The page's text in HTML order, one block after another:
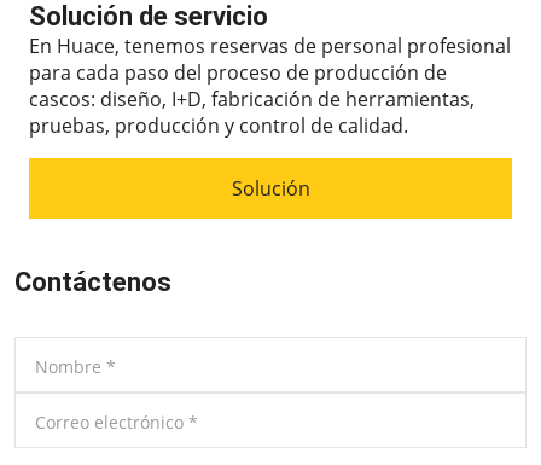
Solución de servicio
En Huace, tenemos reservas de personal profesional
para cada paso del proceso de producción de
cascos: diseño, I+D, fabricación de herramientas,
pruebas, producción y control de calidad.
Solución
Contáctenos
Nombre *
Correo electrónico *